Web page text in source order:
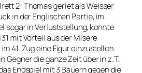
2: Thomas geriet als Weisser
in der Englischen Partie, im
sogar in Verluststellung, konnte
mit Vorteil aus der Misere
41. Zug eine Figur einzustellen.
Gegner die ganze Zeit über in z.T.
Endspiel mit 3 Bauern gegen die